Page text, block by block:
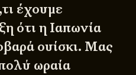
έχουμε
ότι η Ιαπωνία
ουίσκι. Μας
ωραία